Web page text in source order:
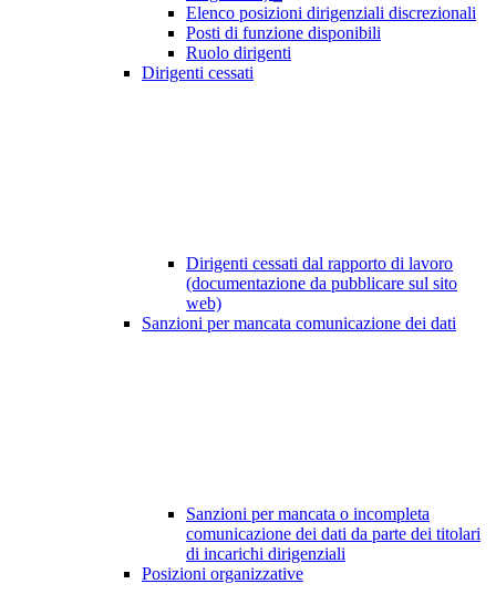
Elenco posizioni dirigenziali discrezionali
Posti di funzione disponibili
Ruolo dirigenti
Dirigenti cessati
Dirigenti cessati dal rapporto di lavoro
(documentazione da pubblicare sul sito
web)
Sanzioni per mancata comunicazione dei dati
Sanzioni per mancata o incompleta
comunicazione dei dati da parte dei titolari
di incarichi dirigenziali
Posizioni organizzative